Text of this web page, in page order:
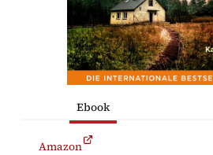
Komödien
Ebook
Amazon